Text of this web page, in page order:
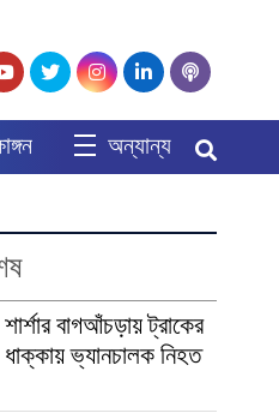
অন্যান্য
শার্শার বাগআঁচড়ায় ট্রাকের
ধাক্কায় ভ্যানচালক নিহত